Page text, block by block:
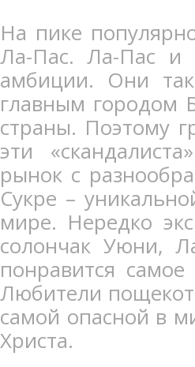
На пике
Ла-Пас. Ла-Пас и
амбиции. Они
главным городом
страны. Поэтому
эти
рынок с
Сукре –
мире. Нередко
солончак Уюни,
понравится
Любители
самой опасной в
Христа.